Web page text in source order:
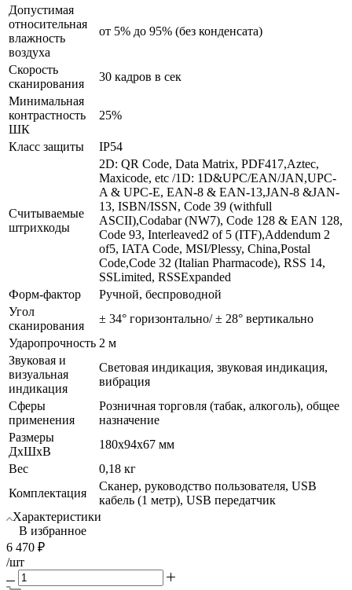
Допустимая
относительная
влажность
воздуха
от 5% до 95% (без конденсата)
Скорость
сканирования
30 кадров в сек
Минимальная
контрастность
ШК
25%
Класс защиты IP54
Считываемые
штрихкоды
2D: QR Code, Data Matrix, PDF417,Aztec,
Maxicode, etc /1D: 1D&UPC/EAN/JAN,UPC-
A & UPC-E, EAN-8 & EAN-13,JAN-8 &JAN-
13, ISBN/ISSN, Code 39 (withfull
ASCII),Codabar (NW7), Code 128 & EAN 128,
Code 93, Interleaved2 of 5 (ITF),Addendum 2
of5, IATA Code, MSI/Plessy, China,Postal
Code,Code 32 (Italian Pharmacode), RSS 14,
SSLimited, RSSExpanded
Форм-фактор
Ручной, беспроводной
Угол
сканирования
± 34° горизонтально/ ± 28° вертикально
Ударопрочность 2 м
Звуковая и
визуальная
индикация
Световая индикация, звуковая индикация,
вибрация
Сферы
применения
Розничная торговля (табак, алкоголь), общее
назначение
Размеры
ДхШхВ
180x94x67 мм
Вес
0,18 кг
Комплектация
Сканер, руководство пользователя, USB
кабель (1 метр), USB передатчик
Характеристики
В избранное
6 470 ₽
/шт